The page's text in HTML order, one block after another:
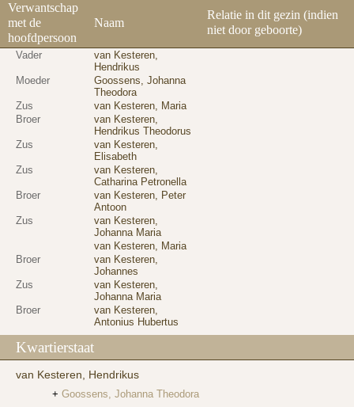
Verwantschap
met de
hoofdpersoon
Naam
Relatie in dit gezin (indien
niet door geboorte)
Vader
van Kesteren,
Hendrikus
Moeder
Goossens, Johanna
Theodora
Zus
van Kesteren, Maria
Broer
van Kesteren,
Hendrikus Theodorus
Zus
van Kesteren,
Elisabeth
Zus
van Kesteren,
Catharina Petronella
Broer
van Kesteren, Peter
Antoon
Zus
van Kesteren,
Johanna Maria
van Kesteren, Maria
Broer
van Kesteren,
Johannes
Zus
van Kesteren,
Johanna Maria
Broer
van Kesteren,
Antonius Hubertus
Kwartierstaat
van Kesteren, Hendrikus
Goossens, Johanna Theodora